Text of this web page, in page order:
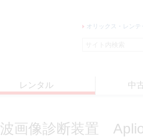
オリックス・レンテ
レンタル 中
波画像診断装置